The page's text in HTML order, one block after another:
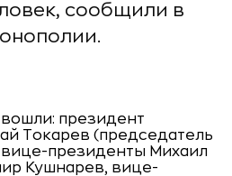
сообщили в
президент
Токарев (председатель
президенты Михаил
Кушнарев, вице-